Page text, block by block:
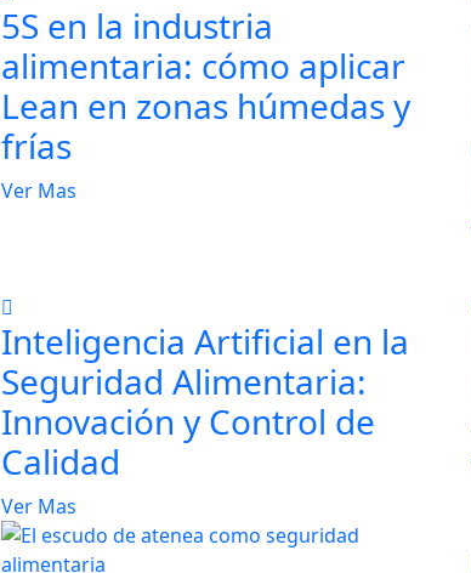
5S en la industria
alimentaria: cómo aplicar
Lean en zonas húmedas y
frías
Ver Mas
Inteligencia Artificial en la
Seguridad Alimentaria:
Innovación y Control de
Calidad
Ver Mas